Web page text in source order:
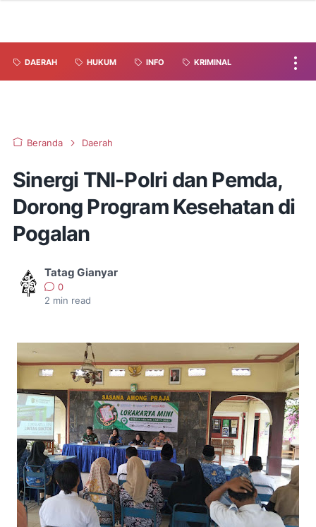
DAERAH HUKUM INFO KRIMINAL
Beranda Daerah
Sinergi TNI-Polri dan Pemda,
Dorong Program Kesehatan di
Pogalan
Tatag Gianyar
0
2 min read